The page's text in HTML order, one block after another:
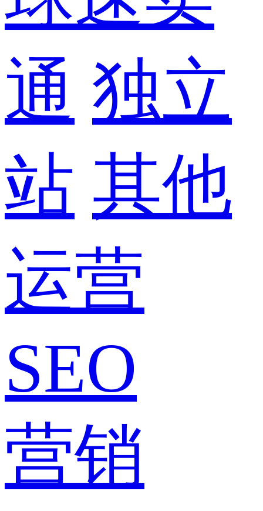
通 独立
站 其他
运营
SEO
营销